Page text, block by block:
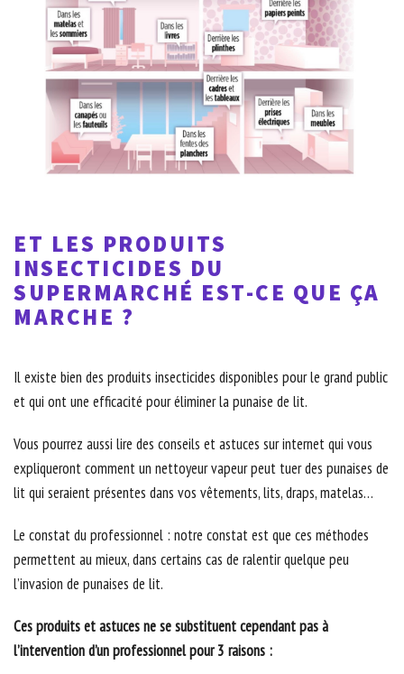
ET LES PRODUITS
INSECTICIDES DU
SUPERMARCHÉ EST-CE QUE ÇA
MARCHE ?
Il existe bien des produits insecticides disponibles pour le grand public
et qui ont une efficacité pour éliminer la punaise de lit.
Vous pourrez aussi lire des conseils et astuces sur internet qui vous
expliqueront comment un nettoyeur vapeur peut tuer des punaises de
lit qui seraient présentes dans vos vêtements, lits, draps, matelas…
Le constat du professionnel : notre constat est que ces méthodes
permettent au mieux, dans certains cas de ralentir quelque peu
l’invasion de punaises de lit.
Ces produits et astuces ne se substituent cependant pas à
l’intervention d’un professionnel pour 3 raisons :